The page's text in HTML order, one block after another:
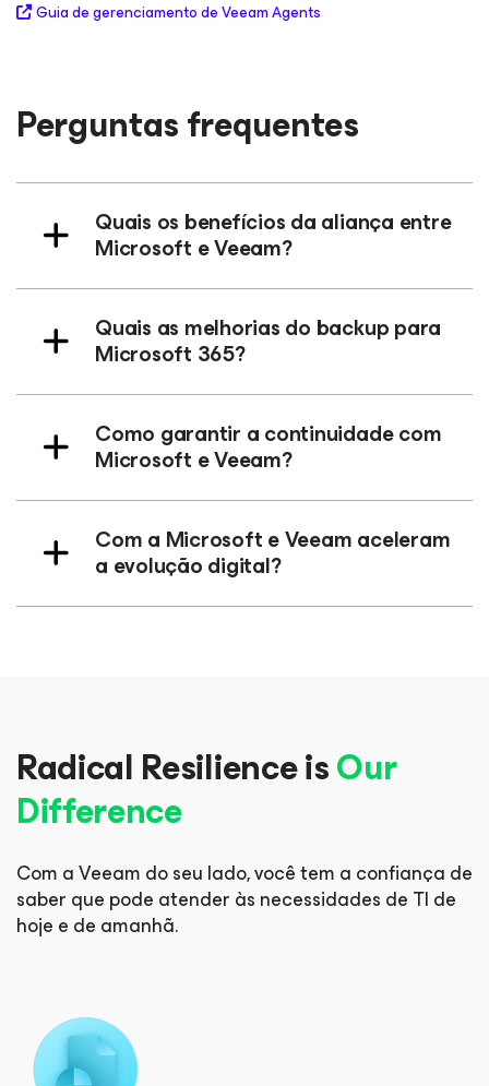
Guia de gerenciamento de Veeam Agents
Perguntas frequentes
Quais os benefícios da aliança entre
Microsoft e Veeam?
Quais as melhorias do backup para
Microsoft 365?
Como garantir a continuidade com
Microsoft e Veeam?
Com a Microsoft e Veeam aceleram
a evolução digital?
Radical Resilience isOur
Difference
Com a Veeam do seu lado, você tem a confiança de
saber que pode atender às necessidades de TI de
hoje e de amanhã.